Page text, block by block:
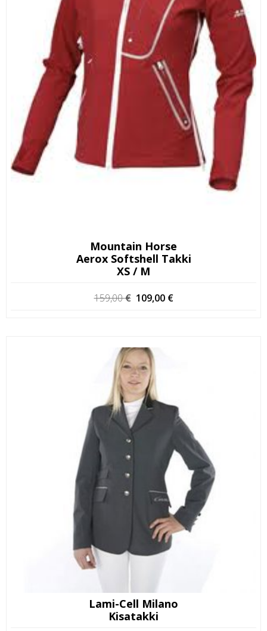
Mountain Horse
Aerox Softshell Takki
XS / M
159,00€ Alkuperäinen
109,00 €
Lami-Cell Milano
Kisatakki